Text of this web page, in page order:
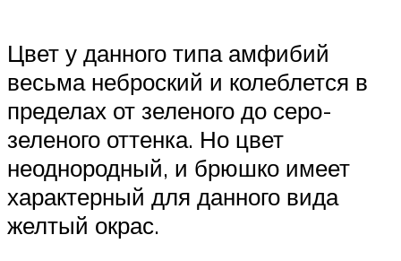
Цвет у данного типа амфибий
весьма неброский и колеблется в
пределах от зеленого до серо-
зеленого оттенка. Но цвет
неоднородный, и брюшко имеет
характерный для данного вида
желтый окрас.